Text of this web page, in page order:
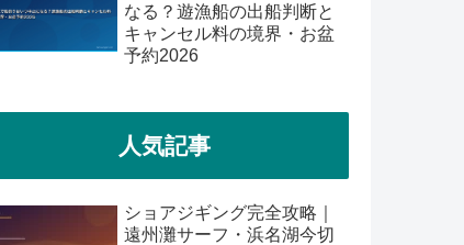
なる？遊漁船の出船判断と
キャンセル料の境界・お盆
予約2026
人気記事
ショアジギング完全攻略｜
遠州灘サーフ・浜名湖今切